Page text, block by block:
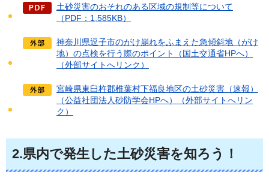
土砂災害のおそれのある区域の規制等について
（PDF：1,585KB）
神奈川県逗子市のがけ崩れをふまえた急傾斜地（がけ
地）の点検を行う際のポイント（国土交通省HPへ）
（外部サイトへリンク）
宮崎県東臼杵郡椎葉村下福良地区の土砂災害（速報）
（公益社団法人砂防学会HPへ）（外部サイトへリン
ク）
2.県内で発生した土砂災害を知ろう！